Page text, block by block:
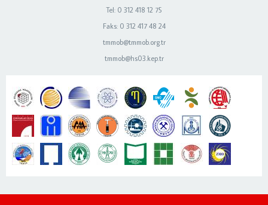
Tel: 0 312 418 12 75
Faks: 0 312 417 48 24
tmmob@tmmob.org.tr
tmmob@hs03.kep.tr